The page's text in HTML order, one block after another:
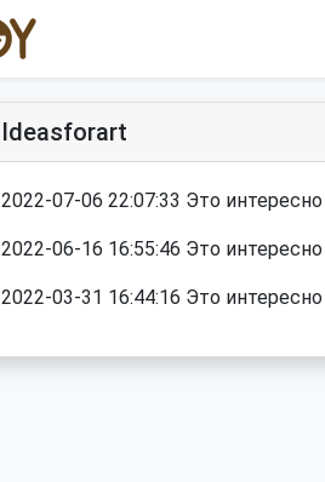
Ideasforart
2022-07-06 22:07:33 Это интересно
2022-06-16 16:55:46 Это интересно
2022-03-31 16:44:16 Это интересно